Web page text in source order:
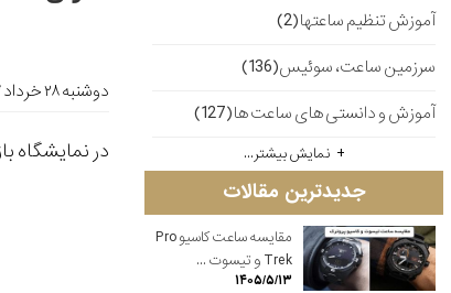
دوشنبه ۲۸ خرداد ۱۳۹۷
در
آموزش تنظیم ساعتها(2)
سرزمین ساعت، سوئیس(136)
آموزش و دانستی های ساعت ها(127)
نمایش بیشتر...
جدیدترین مقالات
مقایسه ساعت کاسیو Pro
Trek و تیسوت ...
۱۴۰۵/۵/۱۳